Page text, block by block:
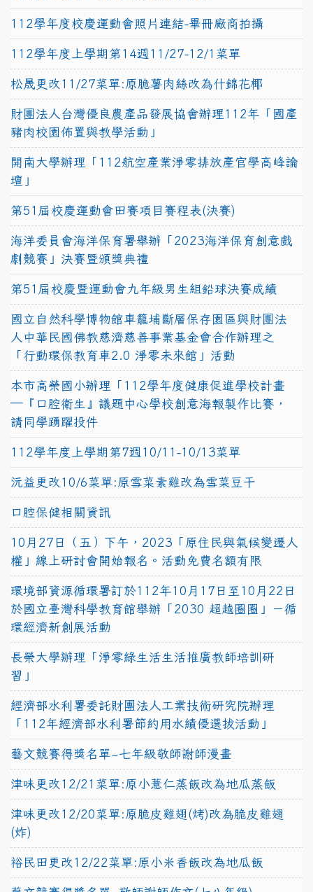
112學年度校慶運動會照片連結-畢冊廠商拍攝
112學年度上學期第14週11/27-12/1菜單
松晟更改11/27菜單:原脆薯肉絲改為什錦花椰
財團法人台灣優良農產品發展協會辦理112年「國產
豬肉校園佈置與教學活動」
開南大學辦理「112航空產業淨零排放產官學高峰論
壇」
第51屆校慶運動會田賽項目賽程表(決賽)
海洋委員會海洋保育署舉辦「2023海洋保育創意戲
劇競賽」決賽暨頒獎典禮
第51屆校慶暨運動會九年級男生組鉛球決賽成績
國立自然科學博物館車籠埔斷層保存園區與財團法
人中華民國佛教慈濟慈善事業基金會合作辦理之
「行動環保教育車2.0 淨零未來館」活動
本市高榮國小辦理「112學年度健康促進學校計畫
─『口腔衛生』議題中心學校創意海報製作比賽，
請同學踴躍投件
112學年度上學期第7週10/11-10/13菜單
沅益更改10/6菜單:原雪菜素雞改為雪菜豆干
口腔保健相關資訊
10月27日（五）下午，2023「原住民與氣候變遷人
權」線上研討會開始報名。活動免費名額有限
環境部資源循環署訂於112年10月17日至10月22日
於國立臺灣科學教育館舉辦「2030 超越圈圈」－循
環經濟新創展活動
長榮大學辦理「淨零綠生活生活推廣教師培訓研
習」
經濟部水利署委託財團法人工業技術研究院辦理
「112年經濟部水利署節約用水績優選拔活動」
藝文競賽得獎名單~七年級敬師謝師漫畫
津味更改12/21菜單:原小薏仁蒸飯改為地瓜蒸飯
津味更改12/20菜單:原脆皮雞翅(烤)改為脆皮雞翅
(炸)
裕民田更改12/22菜單:原小米香飯改為地瓜飯